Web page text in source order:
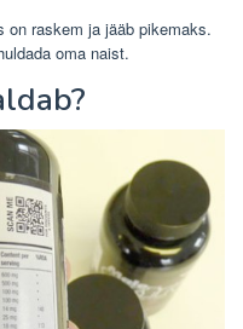
raskem ja jääb pikemaks.
oma naist.